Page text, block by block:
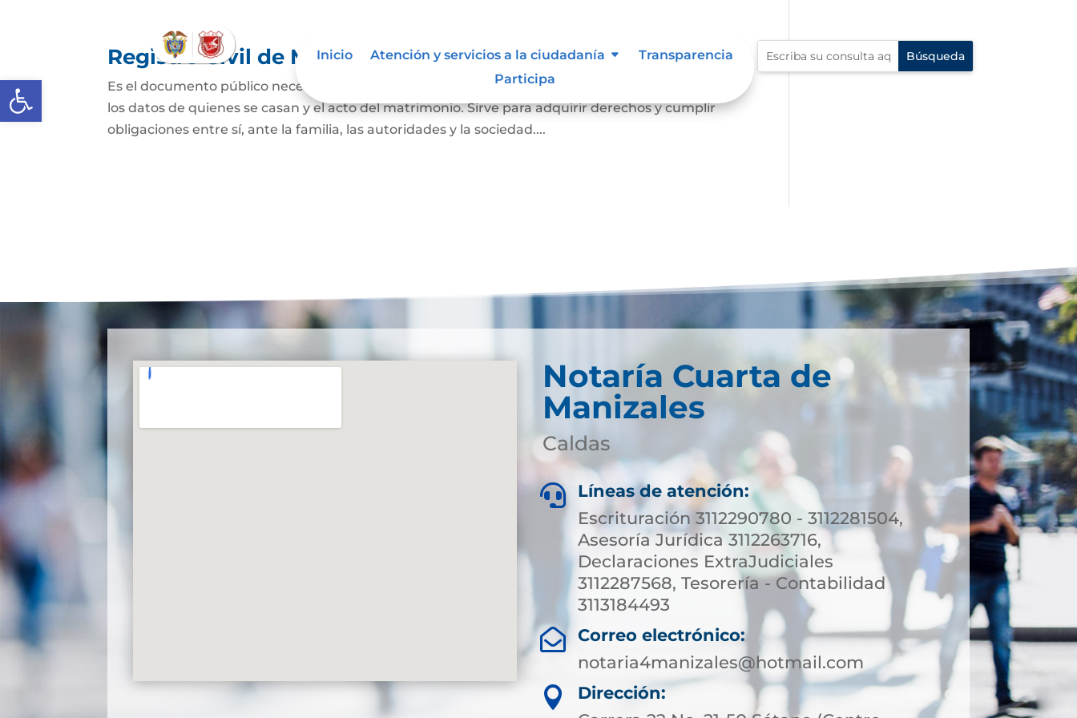
Abrir barra de herramientas
Inicio Atención y servicios a la ciudadanía
Transparencia
Participa
Registro Civil de Matrimonio
Es el documento público necesario para probar que una persona está casada. En él se registran
los datos de quienes se casan y el acto del matrimonio. Sirve para adquirir derechos y cumplir
obligaciones entre sí, ante la familia, las autoridades y la sociedad....
Notaría Cuarta de
Manizales
Caldas

Líneas de atención:
Escrituración 3112290780 - 3112281504,
Asesoría Jurídica 3112263716,
Declaraciones ExtraJudiciales
3112287568, Tesorería - Contabilidad
3113184493
 Correo electrónico:
notaria4manizales@hotmail.com

Dirección: